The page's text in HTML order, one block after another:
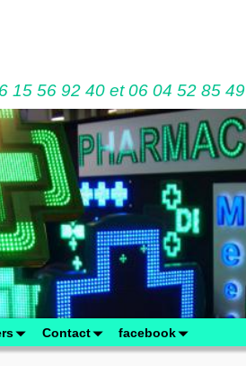
15 56 92 40 et 06 04 52 85 49
Contact facebook